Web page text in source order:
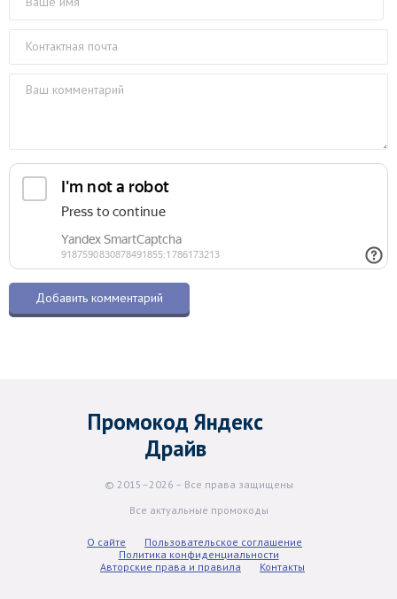
Промокод Яндекс
Драйв
© 2015–2026 – Все права защищены
Все актуальные промокоды
О сайте
Пользовательское соглашение
Политика конфиденциальности
Авторские права и правила
Контакты